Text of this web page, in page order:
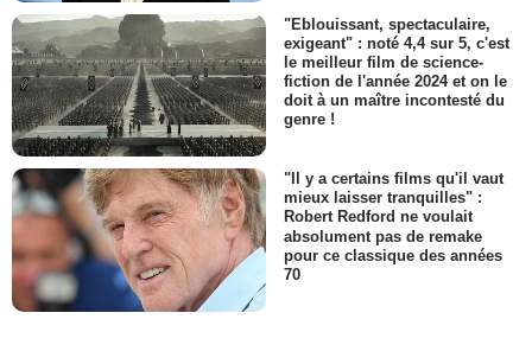
"Eblouissant, spectaculaire,
exigeant" : noté 4,4 sur 5, c'est
le meilleur film de science-
fiction de l'année 2024 et on le
doit à un maître incontesté du
genre !
"Il y a certains films qu'il vaut
mieux laisser tranquilles" :
Robert Redford ne voulait
absolument pas de remake
pour ce classique des années
70